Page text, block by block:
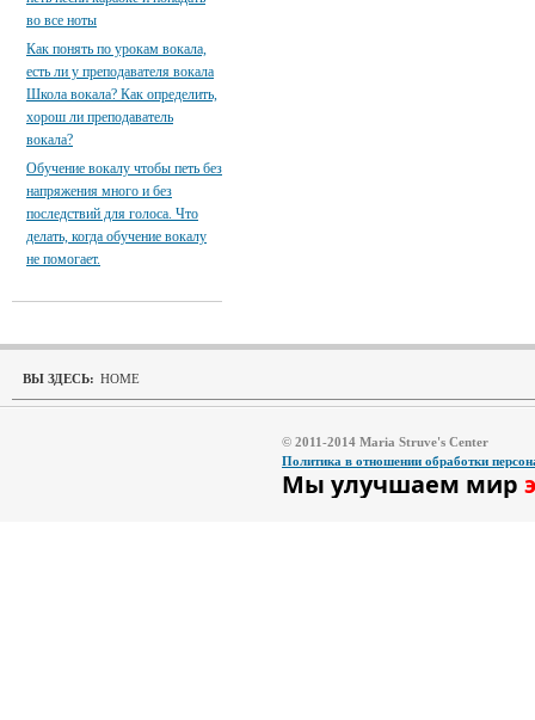
во все ноты
Как понять по урокам вокала,
есть ли у преподавателя вокала
Школа вокала? Как определить,
хорош ли преподаватель
вокала?
Обучение вокалу чтобы петь без
напряжения много и без
последствий для голоса. Что
делать, когда обучение вокалу
не помогает.
ВЫ ЗДЕСЬ: HOME
© 2011-2014 Maria Struve's Center
Политика в отношении обработки
Мы улучшаем мир